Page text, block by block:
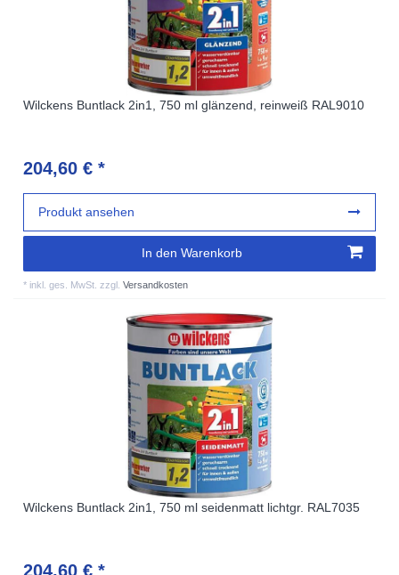
Wilckens Buntlack 2in1, 750 ml glänzend, reinweiß RAL9010
204,60 € *
In den Warenkorb
* inkl. ges. MwSt. zzgl.Versandkosten
Produkt ansehen
Wilckens Buntlack 2in1, 750 ml seidenmatt lichtgr. RAL7035
204,60 € *